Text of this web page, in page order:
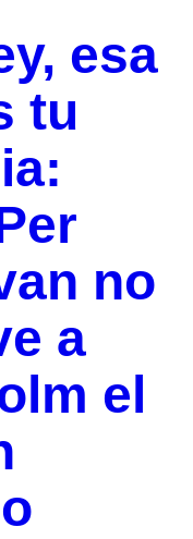
esa
tu
no
a
el